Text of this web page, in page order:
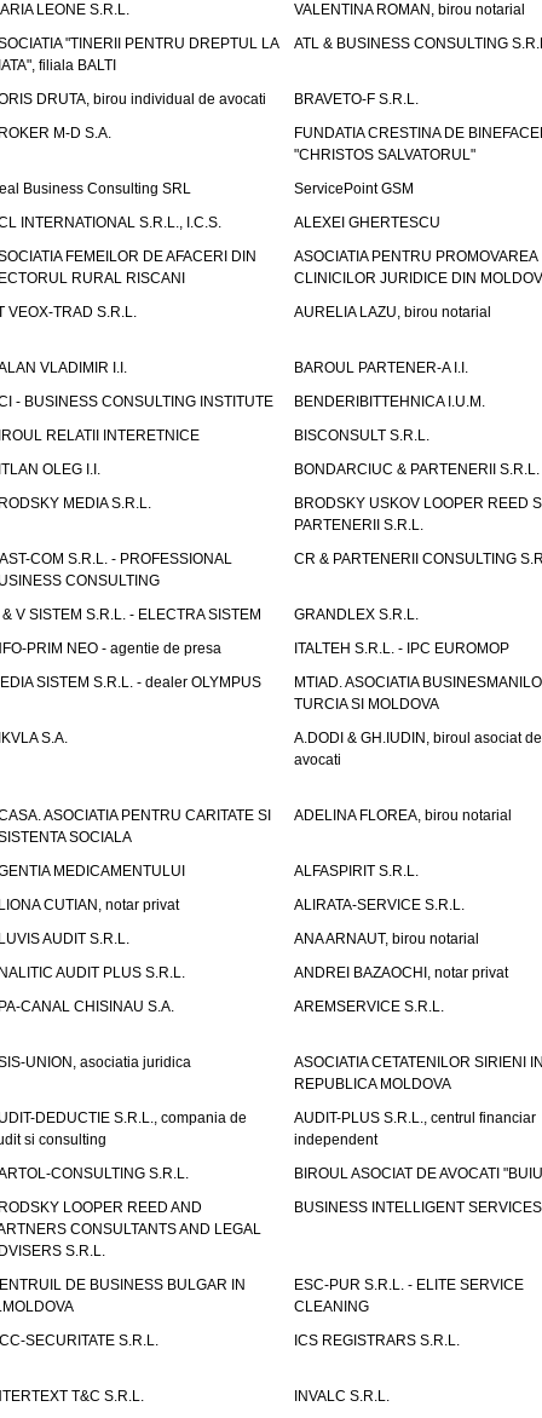
LEONE S.R.L.
VALENTINA ROMAN, birou notarial
"TINERII PENTRU DREPTUL LA
filiala BALTI
ATL & BUSINESS CONSULTING
DRUTA, birou individual de avocati
BRAVETO-F S.R.L.
M-D S.A.
FUNDATIA CRESTINA DE
"CHRISTOS SALVATORUL"
Business Consulting SRL
ServicePoint GSM
INTERNATIONAL S.R.L., I.C.S.
ALEXEI GHERTESCU
FEMEILOR DE AFACERI DIN
RURAL RISCANI
ASOCIATIA PENTRU PROMOVAREA
CLINICILOR JURIDICE DIN
VEOX-TRAD S.R.L.
AURELIA LAZU, birou notarial
VLADIMIR I.I.
BAROUL PARTENER-A I.I.
- BUSINESS CONSULTING INSTITUTE
BENDERIBITTEHNICA I.U.M.
RELATII INTERETNICE
BISCONSULT S.R.L.
OLEG I.I.
BONDARCIUC & PARTENERII S.R.L.
MEDIA S.R.L.
BRODSKY USKOV LOOPER REED
PARTENERII S.R.L.
COM S.R.L. - PROFESSIONAL
CONSULTING
CR & PARTENERII CONSULTING
& V SISTEM S.R.L. - ELECTRA SISTEM
GRANDLEX S.R.L.
PRIM NEO - agentie de presa
ITALTEH S.R.L. - IPC EUROMOP
SISTEM S.R.L. - dealer OLYMPUS
MTIAD. ASOCIATIA
TURCIA SI MOLDOVA
S.A.
A.DODI & GH.IUDIN, biroul asociat de
avocati
ASOCIATIA PENTRU CARITATE SI
SOCIALA
ADELINA FLOREA, birou notarial
MEDICAMENTULUI
ALFASPIRIT S.R.L.
CUTIAN, notar privat
ALIRATA-SERVICE S.R.L.
AUDIT S.R.L.
ANA ARNAUT, birou notarial
AUDIT PLUS S.R.L.
ANDREI BAZAOCHI, notar privat
CANAL CHISINAU S.A.
AREMSERVICE S.R.L.
UNION, asociatia juridica
ASOCIATIA CETATENILOR SIRIENI
REPUBLICA MOLDOVA
DEDUCTIE S.R.L., compania de
si consulting
AUDIT-PLUS S.R.L., centrul financiar
independent
CONSULTING S.R.L.
BIROUL ASOCIAT DE AVOCATI
LOOPER REED AND
CONSULTANTS AND LEGAL
S.R.L.
BUSINESS INTELLIGENT
DE BUSINESS BULGAR IN
ESC-PUR S.R.L. - ELITE SERVICE
CLEANING
SECURITATE S.R.L.
ICS REGISTRARS S.R.L.
T&C S.R.L. INVALC S.R.L.